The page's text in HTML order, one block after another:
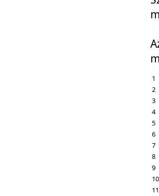
1
2
3
4
5
6
7
8
9
10
11